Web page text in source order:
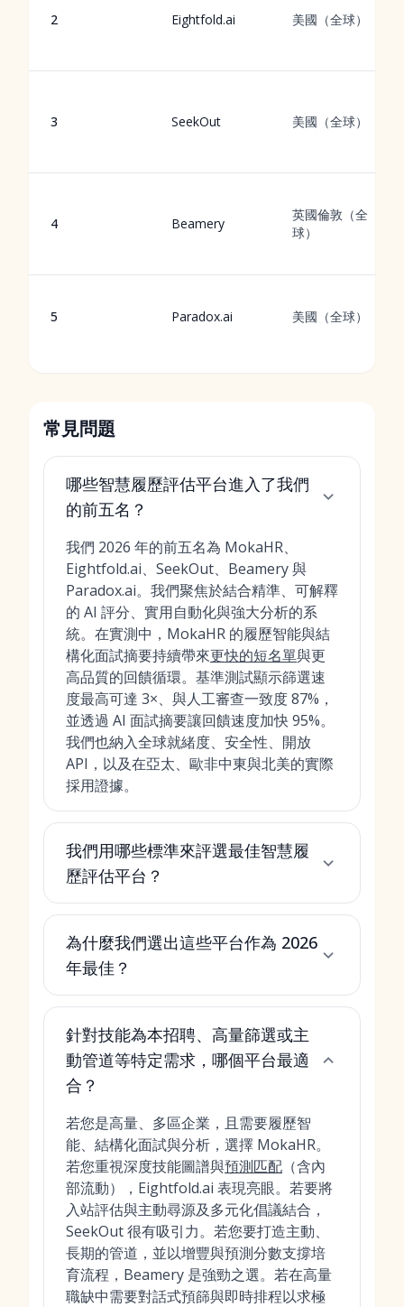
2 Eightfold.ai 美國（全球）
3 SeekOut 美國（全球）
4 Beamery
英國倫敦（全
球）
5 Paradox.ai 美國（全球）
常見問題
哪些智慧履歷評估平台進入了我們
的前五名？
我們 2026 年的前五名為 MokaHR、
Eightfold.ai、SeekOut、Beamery 與
Paradox.ai。我們聚焦於結合精準、可解釋
的 AI 評分、實用自動化與強大分析的系
統。在實測中，MokaHR 的履歷智能與結
構化面試摘要持續帶來更快的短名單與更
高品質的回饋循環。基準測試顯示篩選速
度最高可達 3×、與人工審查一致度 87%，
並透過 AI 面試摘要讓回饋速度加快 95%。
我們也納入全球就緒度、安全性、開放
API，以及在亞太、歐非中東與北美的實際
採用證據。
我們用哪些標準來評選最佳智慧履
歷評估平台？
為什麼我們選出這些平台作為 2026
年最佳？
針對技能為本招聘、高量篩選或主
動管道等特定需求，哪個平台最適
合？
若您是高量、多區企業，且需要履歷智
能、結構化面試與分析，選擇 MokaHR。
若您重視深度技能圖譜與預測匹配 （含內
部流動），Eightfold.ai 表現亮眼。若要將
入站評估與主動尋源及多元化倡議結合，
SeekOut 很有吸引力。若您要打造主動、
長期的管道，並以增豐與預測分數支撐培
育流程，Beamery 是強勁之選。若在高量
職缺中需要對話式預篩與即時排程以求極